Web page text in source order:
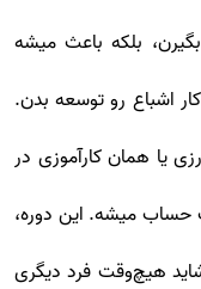
بلکه باعث میشه
اشباع رو توسعه بدن.
یا همان کارآموزی در
حساب میشه. این دوره،
هیچ‌وقت فرد دیگری